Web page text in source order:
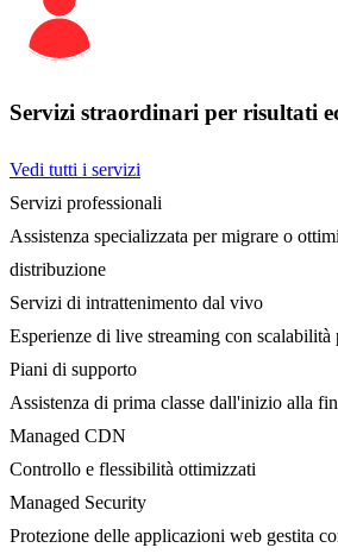
Servizi straordinari per risultati
Vedi tutti i servizi
Servizi professionali
Assistenza specializzata per migrare o
distribuzione
Servizi di intrattenimento dal vivo
Esperienze di live streaming con
Piani di supporto
Assistenza di prima classe dall'inizio alla
Managed CDN
Controllo e flessibilità ottimizzati
Managed Security
Protezione delle applicazioni web gestita